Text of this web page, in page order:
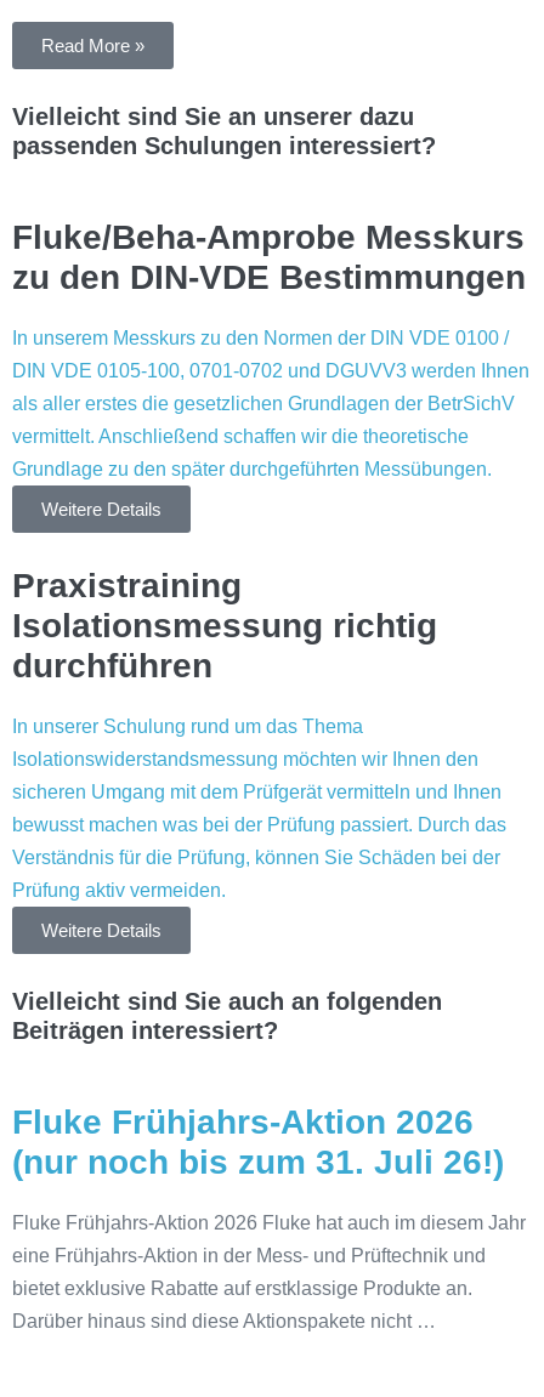
Read More »
Vielleicht sind Sie an unserer dazu
passenden Schulungen interessiert?
Fluke/Beha-Amprobe Messkurs
zu den DIN-VDE Bestimmungen
In unserem Messkurs zu den Normen der DIN VDE 0100 /
DIN VDE 0105-100, 0701-0702 und DGUVV3 werden Ihnen
als aller erstes die gesetzlichen Grundlagen der BetrSichV
vermittelt. Anschließend schaffen wir die theoretische
Grundlage zu den später durchgeführten Messübungen.
Weitere Details
Praxistraining
Isolationsmessung richtig
durchführen
In unserer Schulung rund um das Thema
Isolationswiderstandsmessung möchten wir Ihnen den
sicheren Umgang mit dem Prüfgerät vermitteln und Ihnen
bewusst machen was bei der Prüfung passiert. Durch das
Verständnis für die Prüfung, können Sie Schäden bei der
Prüfung aktiv vermeiden.
Weitere Details
Vielleicht sind Sie auch an folgenden
Beiträgen interessiert?
Fluke Frühjahrs-Aktion 2026
(nur noch bis zum 31. Juli 26!)
Fluke Frühjahrs-Aktion 2026 Fluke hat auch im diesem Jahr
eine Frühjahrs-Aktion in der Mess- und Prüftechnik und
bietet exklusive Rabatte auf erstklassige Produkte an.
Darüber hinaus sind diese Aktionspakete nicht …